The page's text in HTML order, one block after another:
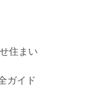
住まい
ガイド